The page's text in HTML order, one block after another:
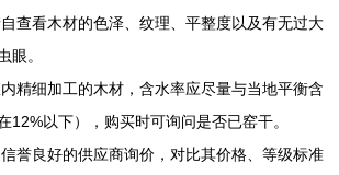
查看木材的色泽、纹理、平整度以及有无过大
眼。
精细加工的木材，含水率应尽量与当地平衡含
12%以下），购买时可询问是否已窑干。
誉良好的供应商询价，对比其价格、等级标准